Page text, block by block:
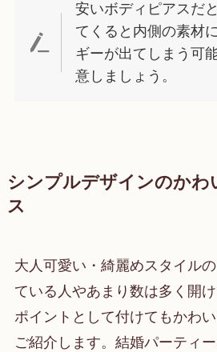
安いボディピアスだ
てくると内側の素材
ギーが出てしまう可
意しましょう。
シンプルデザインのかわ
ス
大人可愛い・綺麗めスタイル
ている人やあまり数は多く開
ポイントとして付けてもかわ
ご紹介します。結婚パーティ